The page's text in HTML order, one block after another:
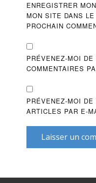
ENREGISTRER
MON SITE DANS
PROCHAIN
PRÉVENEZ-MOI
COMMENTAIRES
PRÉVENEZ-MOI
ARTICLES PAR E-
Laisser un